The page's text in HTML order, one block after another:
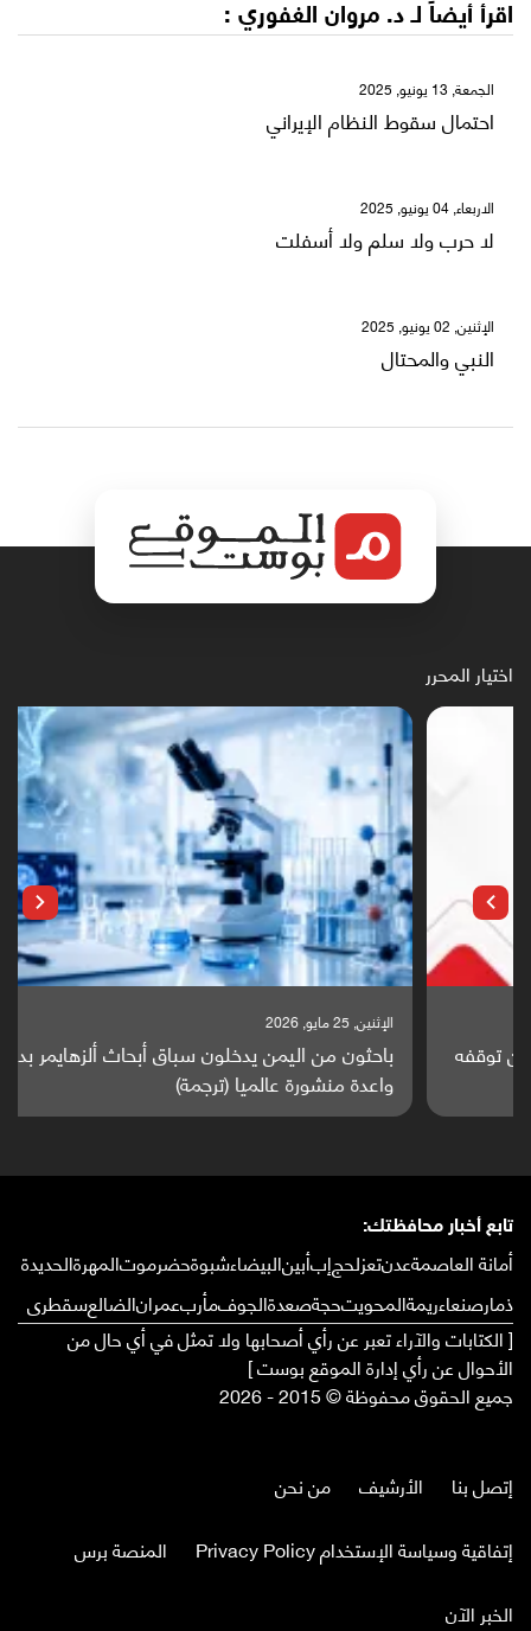
اقرأ أيضاً لـ د. مروان الغفوري :
الجمعة, 13 يونيو, 2025
احتمال سقوط النظام الإيراني
الاربعاء, 04 يونيو, 2025
لا حرب ولا سلم ولا أسفلت
الإثنين, 02 يونيو, 2025
النبي والمحتال
اختيار المحرر
باحثون من اليمن يدخلون سباق أبحاث ألزهايمر بدراسة
واعدة منشورة عالميا (ترجمة)
تابع أخبار محافظتك:
أمانة العاصمةعدنتعزلحجإبأبينالبيضاءشبوةحضرموتالمهرةالحديدة
ذمارصنعاءريمةالمحويتحجةصعدةالجوفمأربعمرانالضالعسقطرى
[ الكتابات والآراء تعبر عن رأي أصحابها ولا تمثل في أي حال من
الأحوال عن رأي إدارة الموقع بوست ]
جميع الحقوق محفوظة © 2015 - 2026
إتصل بنا الأرشيف
من نحن
إتفاقية وسياسة الإستخدام Privacy Policy
المنصة برس
الخبر الآن